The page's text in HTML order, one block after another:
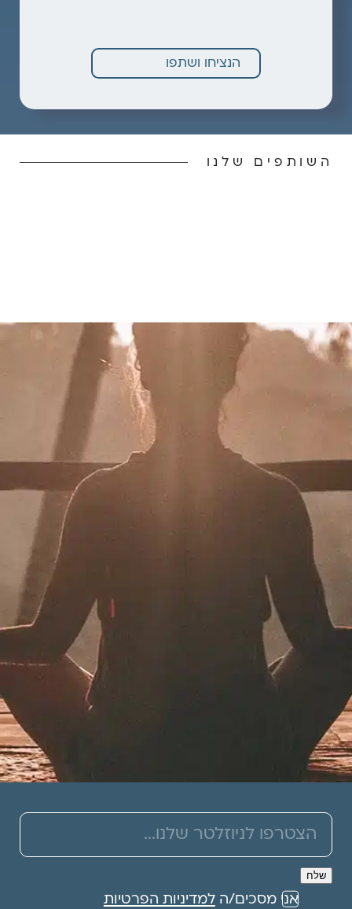
הנציחו ושתפו
השותפים שלנו
אני מסכים/הלמדיניות הפרטיות